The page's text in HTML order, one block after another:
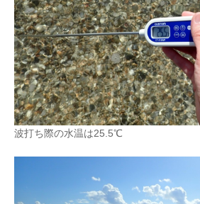
波打ち際の水温は25.5℃